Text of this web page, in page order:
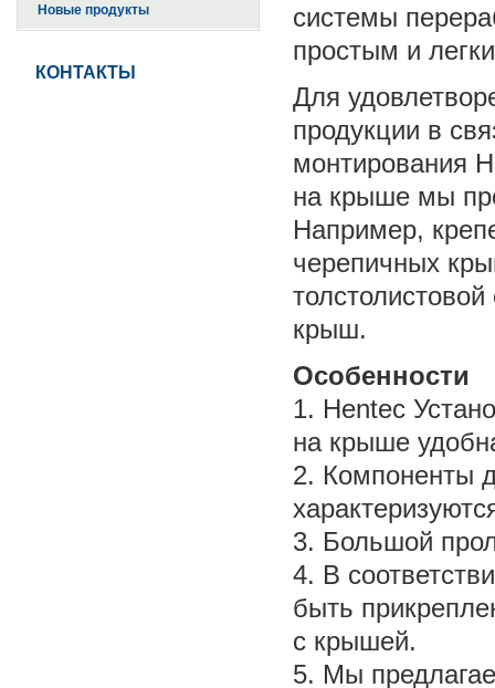
Новые продукты
КОНТАКТЫ
системы
простым и
Для
продукции в
монтирования
на крыше мы
Например,
черепичных
крыш.
Особенности
1. Hentec
на крыше
2. Компоненты
3. Большой
4. В
быть
с крышей.
5. Мы